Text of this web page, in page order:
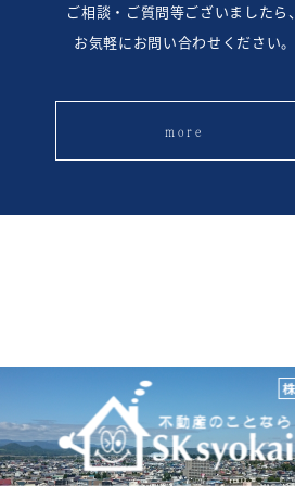
ご相談・ご質問等ございましたら、
お気軽にお問い合わせください。
more